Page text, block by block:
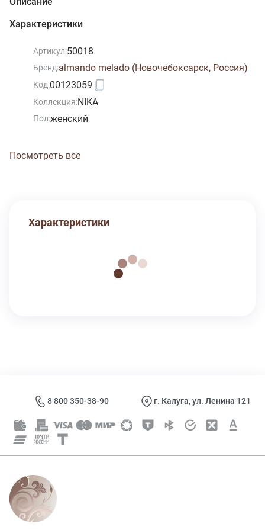
Характеристики
Артикул:50018
Бренд:almando melado (Новочебоксарск, Россия)
Код:00123059
Коллекция:NIKA
Пол:женский
Посмотреть все
Характеристики
8 800 350-38-90 г. Калуга, ул. Ленина 121